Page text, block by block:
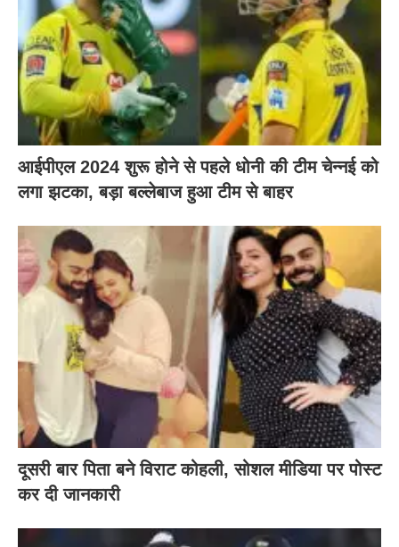
आईपीएल 2024 शुरू होने से पहले धोनी की टीम चेन्नई को
लगा झटका, बड़ा बल्लेबाज हुआ टीम से बाहर
दूसरी बार‌ पिता बने विराट कोहली, सोशल मीडिया पर पोस्ट
कर दी‌ जानकारी